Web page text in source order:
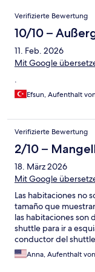
Bewertungen
Verifizierte Bewertung
10/10 –
11. Feb. 2026
Mit Google
.
Efsun, Aufenthalt
Verifizierte Bewertung
2/10 –
18. März 2026
Mit Google
Las habitaciones no
tamaño que
las habitaciones son
shuttle para ir a
conductor del
a los huéspedes. No
camas y ya. En
Anna, Aufenthalt